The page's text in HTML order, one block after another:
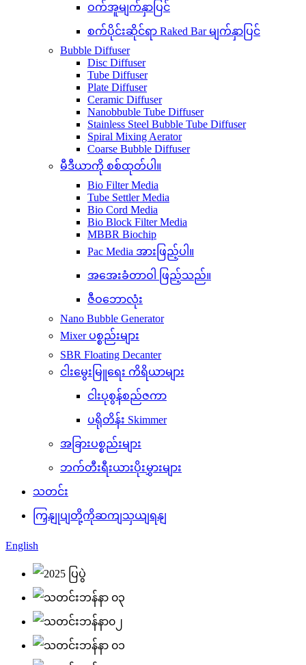
ဝက်အူမျက်နှာပြင်
စက်ပိုင်းဆိုင်ရာ Raked Bar မျက်နှာပြင်
Bubble Diffuser
Disc Diffuser
Tube Diffuser
Plate Diffuser
Ceramic Diffuser
Nanobbuble Tube Diffuser
Stainless Steel Bubble Tube Diffuser
Spiral Mixing Aerator
Coarse Bubble Diffuser
မီဒီယာကို စစ်ထုတ်ပါ။
Bio Filter Media
Tube Settler Media
Bio Cord Media
Bio Block Filter Media
MBBR Biochip
Pac Media အားဖြည့်ပါ။
အအေးခံတာဝါ ဖြည့်သည်။
ဇီဝဘောလုံး
Nano Bubble Generator
Mixer ပစ္စည်းများ
SBR Floating Decanter
ငါးမွေးမြူရေး ကိရိယာများ
ငါးပုစွန်စည်ဇကာ
ပရိုတိန်း Skimmer
အခြားပစ္စည်းများ
ဘက်တီးရီးယားပိုးမွှားများ
သတင်း
ကြှနျုပျတို့ကိုဆကျသှယျရနျ
English